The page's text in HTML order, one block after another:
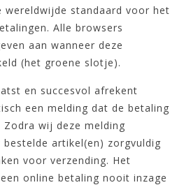
wereldwijde standaard voor het
Alle browsers
aan wanneer deze
(het groene slotje).
en succesvol afrekent
een melding dat de betaling
wij deze melding
artikel(en) zorgvuldig
voor verzending. Het
online betaling nooit inzage